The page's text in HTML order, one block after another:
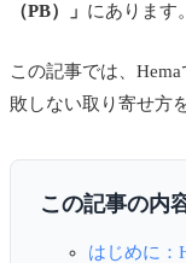
（PB）」 にあります。
この記事では、
敗しない取り寄せ方
この記事の内
はじめに：